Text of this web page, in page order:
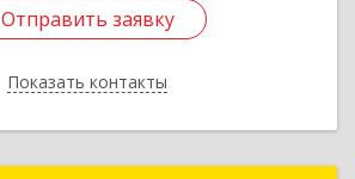
Отправить заявку
Показать контакты
Отправить заявку
Назад